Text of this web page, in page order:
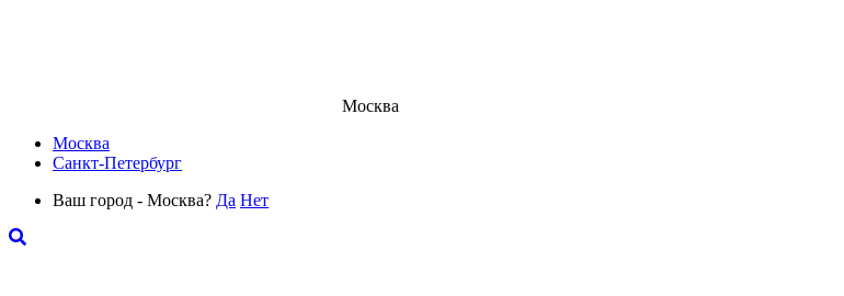
Москва
Москва
Санкт-Петербург
Ваш город - Москва? Да Нет